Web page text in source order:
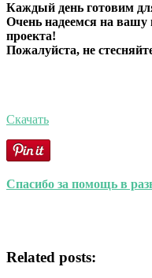
Каждый день готовим
Очень надеемся на
проекта!
Пожалуйста, не
Скачать
Спасибо за помощь в
Related posts: